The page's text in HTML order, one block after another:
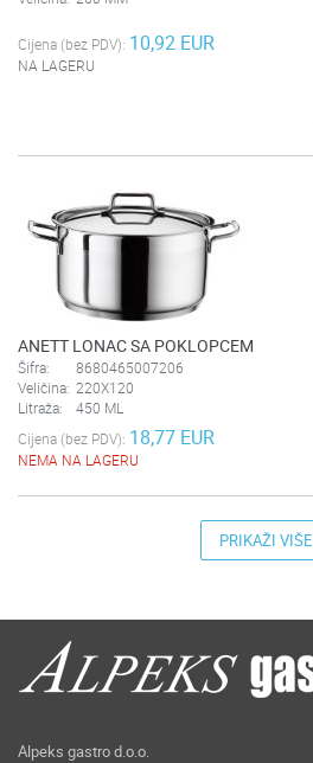
Cijena (bez PDV): 10,92 EUR
NA LAGERU
ANETT LONAC SA POKLOPCEM
Šifra:
8680465007206
Veličina: 220X120
Litraža:
450 ML
Cijena (bez PDV): 18,77 EUR
NEMA NA LAGERU
PRIKAŽI VIŠE
Alpeks gastro d.o.o.